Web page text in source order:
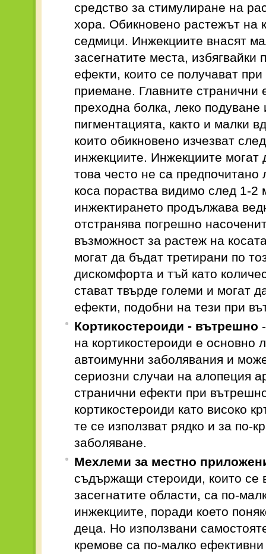
средство за стимулиране на
хора. Обикновено растежът на
седмици. Инжекциите внасят
засегнатите места, избягвайки
ефекти, които се получават
приемане. Главните
преходна болка, леко подуване
пигментацията, както и малки
които обикновено изчезват
инжекциите. Инжекциите
това често не са
коса пораства видимо след 1-2
инжектирането продължава
отстранява погрешно
възможност за растеж на
могат да бъдат третирани по
дискомфорта и тъй като
стават твърде големи и могат
ефекти, подобни на тези при
Кортикостероиди - вътрешно
на кортикостероиди е основно
автоимунни заболявания и
сериозни случаи на алопеция
странични ефекти при
кортикостероиди като високо
те се използват рядко и за по-
заболяване.
Мехлеми за местно
съдържащи стероиди, които се
засегнатите области, са по-
инжекциите, поради което
деца. Но използвани
кремове са по-малко